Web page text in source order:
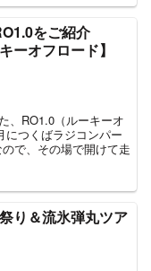
をご紹介
ーオフロード】
、RO1.0（ルーキーオ
につくばラジコンパー
で、その場で開けて走
り＆流氷弾丸ツア